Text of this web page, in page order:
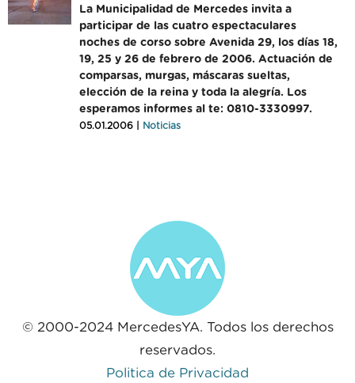
La Municipalidad de Mercedes invita a
participar de las cuatro espectaculares
noches de corso sobre Avenida 29, los días 18,
19, 25 y 26 de febrero de 2006. Actuación de
comparsas, murgas, máscaras sueltas,
elección de la reina y toda la alegría. Los
esperamos informes al te: 0810-3330997.
05.01.2006 | Noticias
© 2000-2024 MercedesYA. Todos los derechos
reservados.
Politica de Privacidad